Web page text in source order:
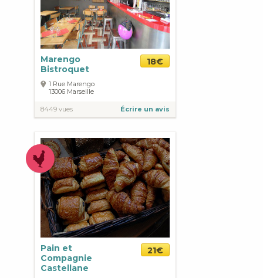
Marengo
Bistroquet
18€
1 Rue Marengo
13006 Marseille
8449 vues Écrire un avis
Pain et
Compagnie
Castellane
21€